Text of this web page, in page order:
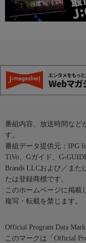
番組内容、放送時間など
す。
番組データ提供元：IPG
TiVo、Gガイド、G-
Brands LLCおよび／また
たは登録商標です。
このホームページに掲載
複写・転載を禁じます。
Official Program Data
このマークは「Official